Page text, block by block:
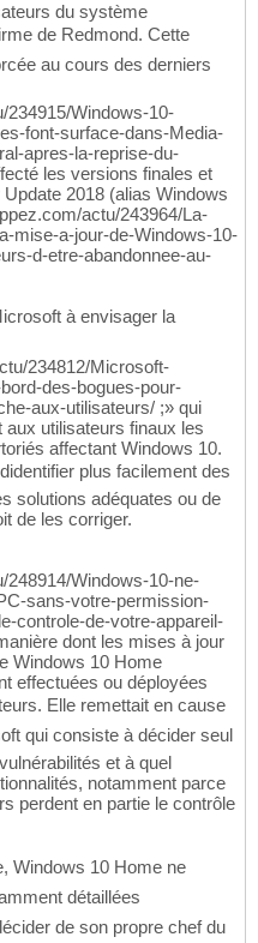
du système
de Redmond. Cette
au cours des derniers
234915/Windows-10-
font-surface-dans-Media-
apres-la-reprise-du-
les versions finales et
2018 (alias Windows
actu/243964/La-
mise-a-jour-de-Windows-10-
d-etre-abandonnee-au-
à envisager la
234812/Microsoft-
des-bogues-pour-
aux-utilisateurs/ ;» qui
utilisateurs finaux les
affectant Windows 10.
plus facilement des
solutions adéquates ou de
de les corriger.
Windows-10-ne-
sans-votre-permission-
controle-de-votre-appareil-
dont les mises à jour
Windows 10 Home
effectuées ou déployées
Elle remettait en cause
qui consiste à décider seul
et à quel
notamment parce
perdent en partie le contrôle
Windows 10 Home ne
détaillées
de son propre chef du